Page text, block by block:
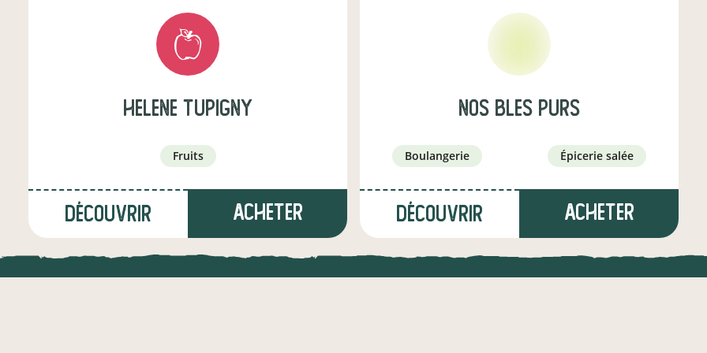
helene tupigny
fruits
Découvrir Acheter
nos bles purs
boulangerie épicerie salée
Découvrir Acheter
à Vaux-en-Vermandois(6,4 km) à Devise(8,3 km)